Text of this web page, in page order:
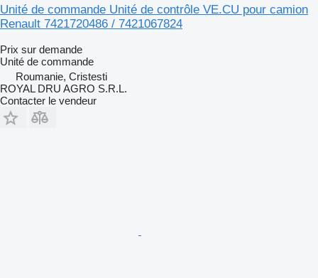
Unité de commande Unité de contrôle VE.CU pour camion
Renault 7421720486 / 7421067824
Prix sur demande
Unité de commande
Roumanie, Cristesti
ROYAL DRU AGRO S.R.L.
Contacter le vendeur